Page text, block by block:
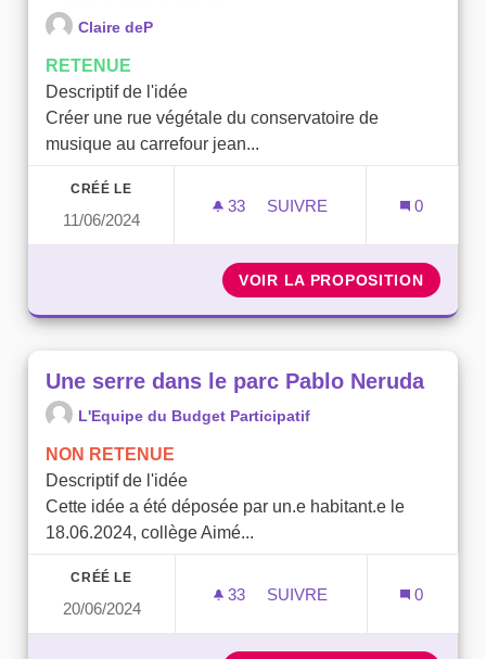
Claire deP
RETENUE
Descriptif de l'idée
Créer une rue végétale du conservatoire de
musique au carrefour jean...
CRÉÉ LE
11/06/2024
33 33 ABONNÉS
SUIVRE
0
VOIR LA PROPOSITION
Une serre dans le parc Pablo Neruda
L'Equipe du Budget Participatif
NON RETENUE
Descriptif de l'idée
Cette idée a été déposée par un.e habitant.e le
18.06.2024, collège Aimé...
CRÉÉ LE
20/06/2024
33 33 ABONNÉS
SUIVRE
0